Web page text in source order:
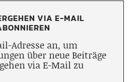
VIA E-MAIL
Adresse an, um
über neue Beiträge
via E-Mail zu